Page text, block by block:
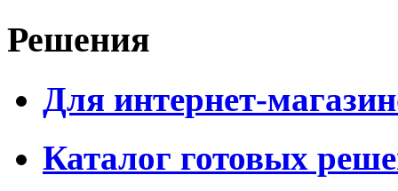
Решения
Для интернет-
Каталог готовых